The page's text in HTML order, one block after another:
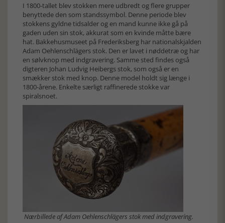
I 1800-tallet blev stokken mere udbredt og flere grupper
benyttede den som standssymbol. Denne periode blev
stokkens gyldne tidsalder og en mand kunne ikke gå på
gaden uden sin stok, akkurat som en kvinde måtte bære
hat. Bakkehusmuseet på Frederiksberg har nationalskjalden
Adam Oehlenschlägers stok. Den er lavet i nøddetræ og har
en sølvknop med indgravering. Samme sted findes også
digteren Johan Ludvig Heibergs stok, som også er en
smækker stok med knop. Denne model holdt sig længe i
1800-årene. Enkelte særligt raffinerede stokke var
spiralsnoet.
Nærbillede af Adam Oehlenschlägers stok med indgravering.